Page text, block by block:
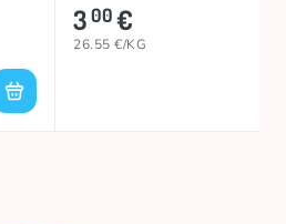
300€
26.55 €/KG